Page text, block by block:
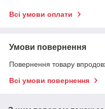
Всі умови оплати
Умови повернення
Повернення товару
Всі умови повернення